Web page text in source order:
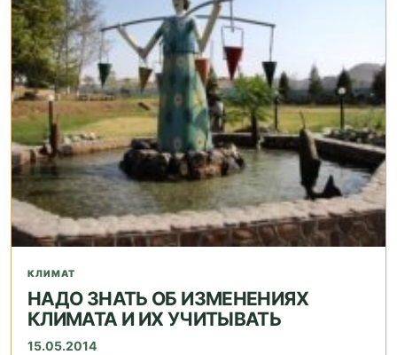
КЛИМАТ
НАДО ЗНАТЬ ОБ ИЗМЕНЕНИЯХ
КЛИМАТА И ИХ УЧИТЫВАТЬ
15.05.2014